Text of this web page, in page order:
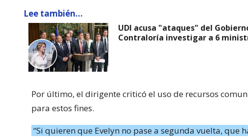
Lee también...
UDI acusa "ataques" del
Contraloría investigar a 6
Por último, el dirigente criticó el uso de recursos
para estos fines.
“Si quieren que Evelyn no pase a segunda vuelta, que